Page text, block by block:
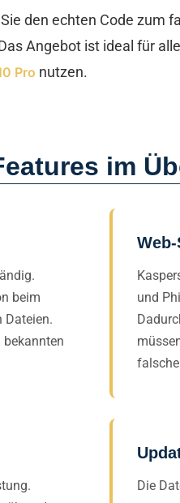
den echten Code zum
Angebot ist ideal für
Pro nutzen.
im
beim
Dateien.
und
Die